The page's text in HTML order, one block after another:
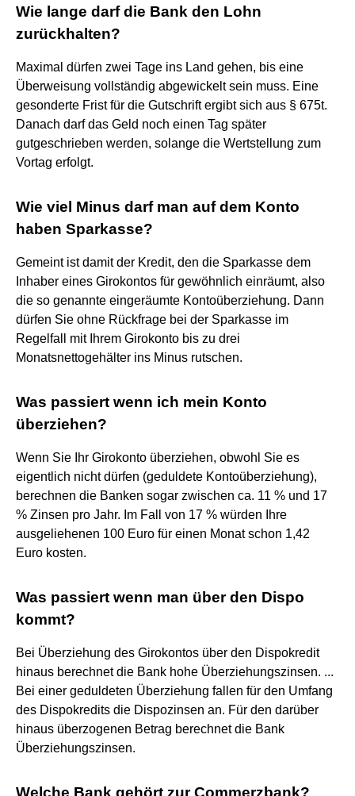
Wie lange darf die Bank den Lohn
zurückhalten?
Maximal dürfen zwei Tage ins Land gehen, bis eine
Überweisung vollständig abgewickelt sein muss. Eine
gesonderte Frist für die Gutschrift ergibt sich aus § 675t.
Danach darf das Geld noch einen Tag später
gutgeschrieben werden, solange die Wertstellung zum
Vortag erfolgt.
Wie viel Minus darf man auf dem Konto
haben Sparkasse?
Gemeint ist damit der Kredit, den die Sparkasse dem
Inhaber eines Girokontos für gewöhnlich einräumt, also
die so genannte eingeräumte Kontoüberziehung. Dann
dürfen Sie ohne Rückfrage bei der Sparkasse im
Regelfall mit Ihrem Girokonto bis zu drei
Monatsnettogehälter ins Minus rutschen.
Was passiert wenn ich mein Konto
überziehen?
Wenn Sie Ihr Girokonto überziehen, obwohl Sie es
eigentlich nicht dürfen (geduldete Kontoüberziehung),
berechnen die Banken sogar zwischen ca. 11 % und 17
% Zinsen pro Jahr. Im Fall von 17 % würden Ihre
ausgeliehenen 100 Euro für einen Monat schon 1,42
Euro kosten.
Was passiert wenn man über den Dispo
kommt?
Bei Überziehung des Girokontos über den Dispokredit
hinaus berechnet die Bank hohe Überziehungszinsen. ...
Bei einer geduldeten Überziehung fallen für den Umfang
des Dispokredits die Dispozinsen an. Für den darüber
hinaus überzogenen Betrag berechnet die Bank
Überziehungszinsen.
Welche Bank gehört zur Commerzbank?